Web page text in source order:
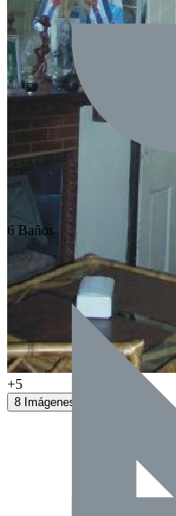
+5
8 Imágenes
6 Baños